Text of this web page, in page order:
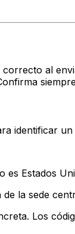
al
identificar
es Estados
la sede
Los